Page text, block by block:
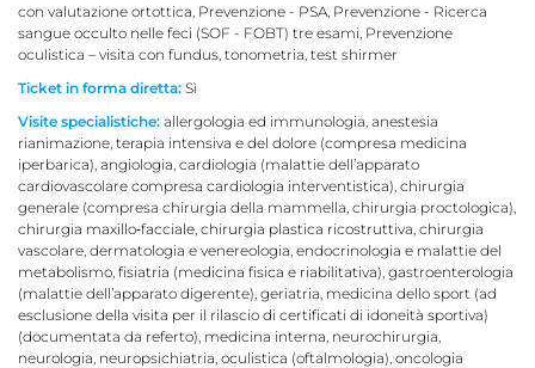
con valutazione ortottica, Prevenzione - PSA, Prevenzione - Ricerca
sangue occulto nelle feci (SOF - FOBT) tre esami, Prevenzione
oculistica – visita con fundus, tonometria, test shirmer
Ticket in forma diretta: Sì
Visite specialistiche: allergologia ed immunologia, anestesia
rianimazione, terapia intensiva e del dolore (compresa medicina
iperbarica), angiologia, cardiologia (malattie dell’apparato
cardiovascolare compresa cardiologia interventistica), chirurgia
generale (compresa chirurgia della mammella, chirurgia proctologica),
chirurgia maxillo‐facciale, chirurgia plastica ricostruttiva, chirurgia
vascolare, dermatologia e venereologia, endocrinologia e malattie del
metabolismo, fisiatria (medicina fisica e riabilitativa), gastroenterologia
(malattie dell’apparato digerente), geriatria, medicina dello sport (ad
esclusione della visita per il rilascio di certificati di idoneità sportiva)
(documentata da referto), medicina interna, neurochirurgia,
neurologia, neuropsichiatria, oculistica (oftalmologia), oncologia